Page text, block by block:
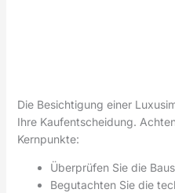
Die Besichtigung einer
Ihre Kaufentscheidung.
Kernpunkte:
Überprüfen Sie die
Begutachten Sie die